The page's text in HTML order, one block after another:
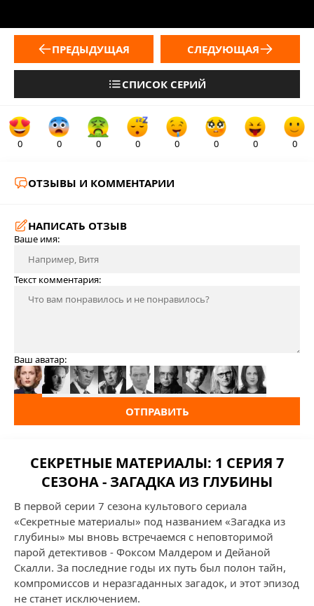
ПРЕДЫДУЩАЯ
СПИСОК СЕРИЙ
СЛЕДУЮЩАЯ
0 0 0 0 0 0 0 0
ОТЗЫВЫ И КОММЕНТАРИИ
НАПИСАТЬ ОТЗЫВ
Ваше имя:
Текст комментария:
Ваш аватар:
ОТПРАВИТЬ
СЕКРЕТНЫЕ МАТЕРИАЛЫ: 1 СЕРИЯ 7
СЕЗОНА - ЗАГАДКА ИЗ ГЛУБИНЫ
В первой серии 7 сезона культового сериала
«Секретные материалы» под названием «Загадка из
глубины» мы вновь встречаемся с неповторимой
парой детективов - Фоксом Малдером и Дейаной
Скалли. За последние годы их путь был полон тайн,
компромиссов и неразгаданных загадок, и этот эпизод
не станет исключением.